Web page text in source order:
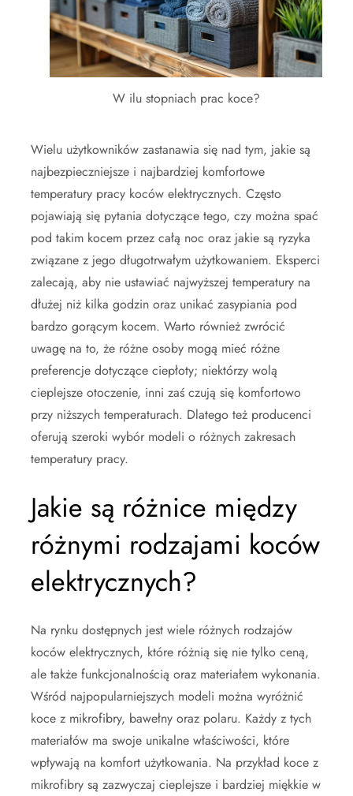
W ilu stopniach prac koce?
Wielu użytkowników zastanawia się nad tym, jakie są
najbezpieczniejsze i najbardziej komfortowe
temperatury pracy koców elektrycznych. Często
pojawiają się pytania dotyczące tego, czy można spać
pod takim kocem przez całą noc oraz jakie są ryzyka
związane z jego długotrwałym użytkowaniem. Eksperci
zalecają, aby nie ustawiać najwyższej temperatury na
dłużej niż kilka godzin oraz unikać zasypiania pod
bardzo gorącym kocem. Warto również zwrócić
uwagę na to, że różne osoby mogą mieć różne
preferencje dotyczące ciepłoty; niektórzy wolą
cieplejsze otoczenie, inni zaś czują się komfortowo
przy niższych temperaturach. Dlatego też producenci
oferują szeroki wybór modeli o różnych zakresach
temperatury pracy.
Jakie są różnice między
różnymi rodzajami koców
elektrycznych?
Na rynku dostępnych jest wiele różnych rodzajów
koców elektrycznych, które różnią się nie tylko ceną,
ale także funkcjonalnością oraz materiałem wykonania.
Wśród najpopularniejszych modeli można wyróżnić
koce z mikrofibry, bawełny oraz polaru. Każdy z tych
materiałów ma swoje unikalne właściwości, które
wpływają na komfort użytkowania. Na przykład koce z
mikrofibry są zazwyczaj cieplejsze i bardziej miękkie w